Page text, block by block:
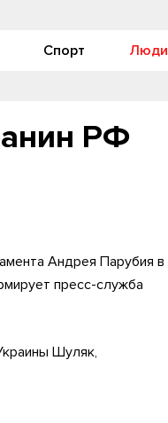
Спорт Люди
РФ
Андрея Парубия в
пресс-служба
Шуляк,